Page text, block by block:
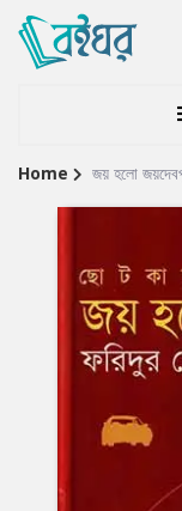
Site
Home জয় হলো